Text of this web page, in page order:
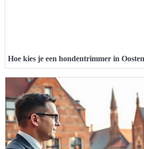
Hoe kies je een hondentrimmer in